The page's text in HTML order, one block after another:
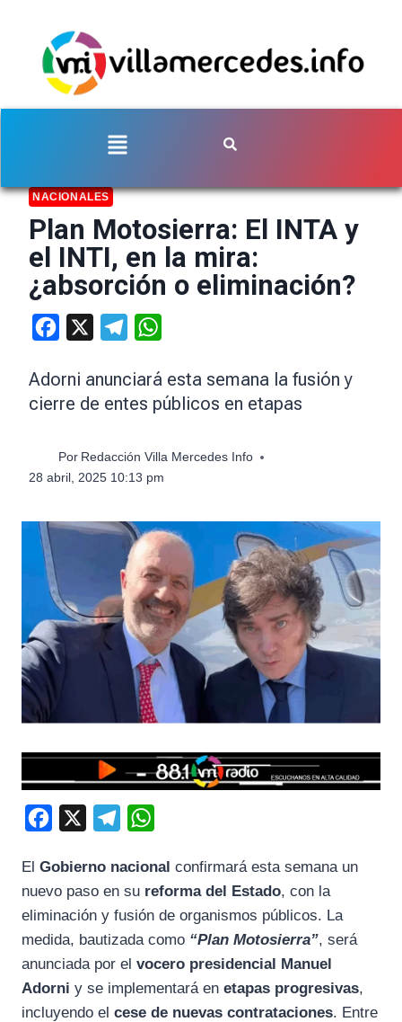
NACIONALES
Plan Motosierra: El INTA y
el INTI, en la mira:
¿absorción o eliminación?
Facebook Telegram
Adorni anunciará esta semana la fusión y
cierre de entes públicos en etapas
Por Redacción Villa Mercedes Info
28 abril, 2025 10:13 pm
c
e
b
k
l
e
g
m
a
t
s
p
El Gobierno nacional confirmará esta semana un
nuevo paso en su reforma del Estado, con la
eliminación y fusión de organismos públicos. La
medida, bautizada como “Plan Motosierra”, será
anunciada por el vocero presidencial Manuel
Adorni y se implementará en etapas progresivas,
incluyendo el cese de nuevas contrataciones. Entre